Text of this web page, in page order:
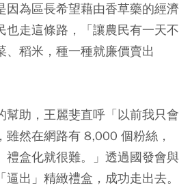
因為區長希望藉由香草藥的經濟
也走這條路，「讓農民有一天不
、稻米，種一種就廉價賣出
幫助，王麗斐直呼「以前我只會
雖然在網路有 8,000 個粉絲，
禮盒化就很難。」透過國發會與
出」精緻禮盒，成功走出去。